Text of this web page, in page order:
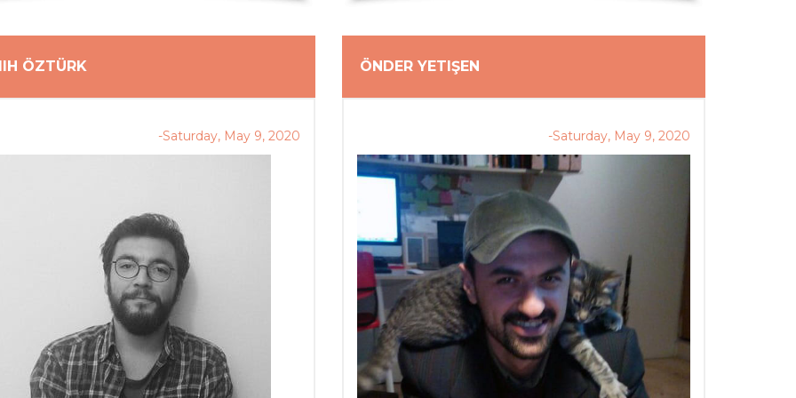
ÖZTÜRK
-Saturday, May 9, 2020
ÖNDER YETIŞEN
-Saturday, May 9, 2020